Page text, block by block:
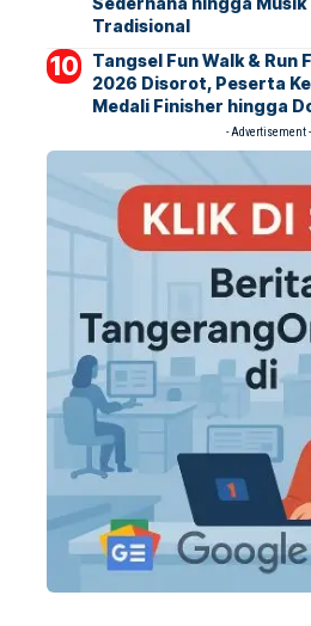
Tradisional
Tangsel Fun Walk & Run
2026 Disorot, Peserta
Medali Finisher hingga
- Advertisement -